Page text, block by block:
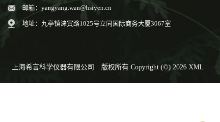
邮箱： yangyang.wan@hsiyen.cn
地址：九亭镇涞寅路1025号立同国际商务大厦3067室
上海希言科学仪器有限公司 版权所有 Copyright (©) 2026 XML